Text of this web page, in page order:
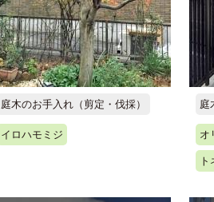
庭木のお手入れ（剪定・伐採）
イロハモミジ
庭
オ